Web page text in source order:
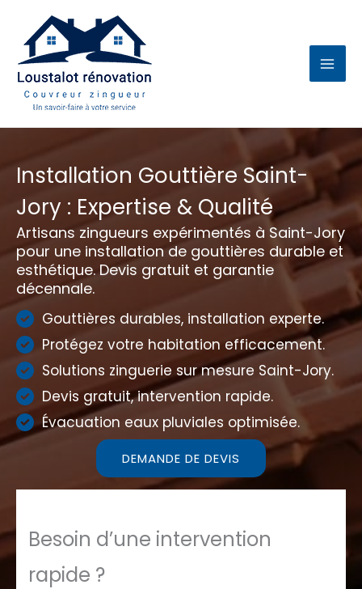
contenu
Installation Gouttière Saint-
Jory : Expertise & Qualité
Artisans zingueurs expérimentés à Saint-Jory
pour une installation de gouttières durable et
esthétique. Devis gratuit et garantie
décennale.
Gouttières durables, installation experte.
Protégez votre habitation efficacement.
Solutions zinguerie sur mesure Saint-Jory.
Devis gratuit, intervention rapide.
Évacuation eaux pluviales optimisée.
DEMANDE DE DEVIS
Besoin d’une intervention
rapide ?